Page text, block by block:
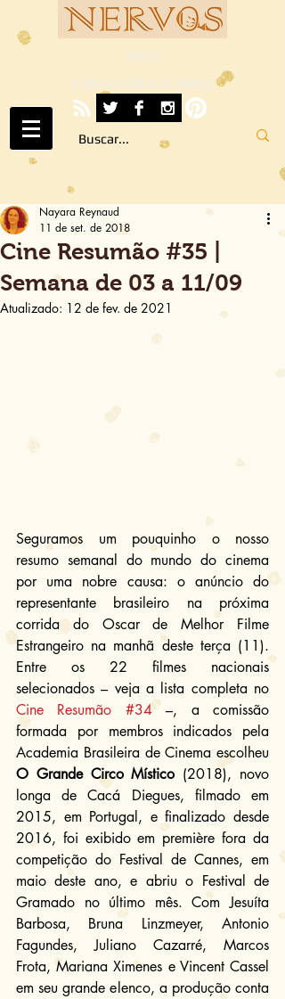
NERVOS
A ARTE SOB TODOS OS SENTIDOS
Cine Resumão #35 |
Semana de 03 a 11/09
Nayara Reynaud
11 de set. de 2018
Atualizado: 12 de fev. de 2021
Seguramos um pouquinho o nosso
resumo semanal do mundo do cinema
por uma nobre causa: o anúncio do
representante brasileiro na próxima
corrida do Oscar de Melhor Filme
Estrangeiro na manhã deste terça (11).
Entre os 22 filmes nacionais
Cine Resumão #34 –, a comissão
formada por membros indicados pela
O Grande Circo Místico (2018), novo
longa de Cacá Diegues, filmado em
2015, em Portugal, e finalizado desde
2016, foi exibido em première fora da
competição do Festival de Cannes, em
maio deste ano, e abriu o Festival de
Gramado no último mês. Com Jesuíta
Barbosa, Bruna Linzmeyer, Antonio
Fagundes, Juliano Cazarré, Marcos
Frota, Mariana Ximenes e Vincent Cassel
em seu grande elenco, a produção conta